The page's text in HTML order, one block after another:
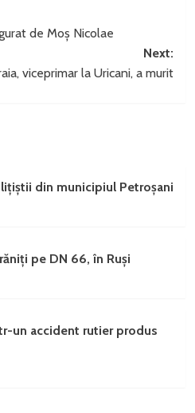
de Moș Nicolae
Next:
viceprimar la Uricani, a murit
din municipiul Petroșani
pe DN 66, în Ruși
un accident rutier produs